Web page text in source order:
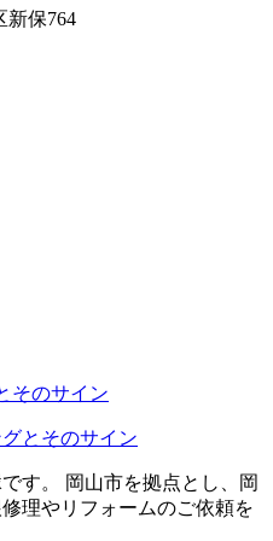
新保764
とそのサイン
す。 岡山市を拠点とし、岡
理やリフォームのご依頼を